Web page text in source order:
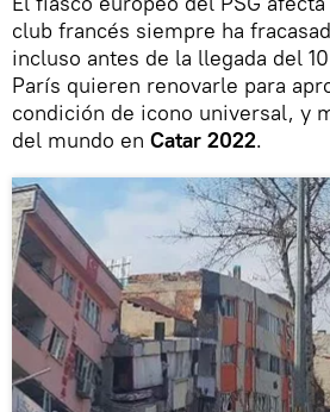
club francés siempre ha
incluso antes de la llegada del 10
París quieren renovarle para
condición de icono universal, y
del mundo en Catar 2022.